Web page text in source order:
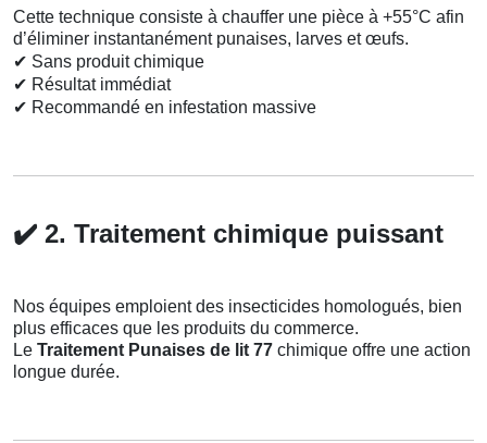
Cette technique consiste à chauffer une pièce à +55°C afin
d’éliminer instantanément punaises, larves et œufs.
✔ Sans produit chimique
✔ Résultat immédiat
✔ Recommandé en infestation massive
✔️ 2. Traitement chimique puissant
Nos équipes emploient des insecticides homologués, bien
plus efficaces que les produits du commerce.
Le Traitement Punaises de lit 77 chimique offre une action
longue durée.